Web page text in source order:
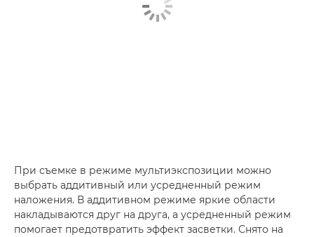
При съемке в режиме мультиэкспозиции можно
выбрать аддитивный или усредненный режим
наложения. В аддитивном режиме яркие области
накладываются друг на друга, а усредненный режим
помогает предотвратить эффект засветки. Снято на